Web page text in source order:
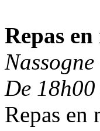
Repas
De
Repas en